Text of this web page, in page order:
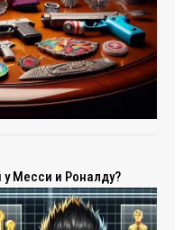
у Месси и Роналду?